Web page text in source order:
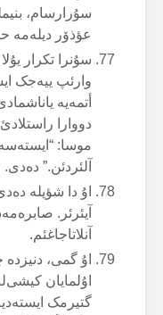
سۇرارسام،
عؤذۆر دیلەمە
سۇنرا تکرار
وارئپ ییەجک
أتمەیە
دووارا
موسا:
آلئردئن.” دەدی.
اۇ دا شؤیلە
آیئرئر.
آنلاتاجاغئم.
اۇ گمی،
اۇلمایان
گتیرمک